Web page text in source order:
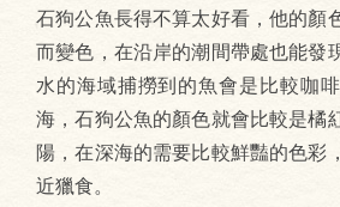
石狗公魚長得不算太好看，他的顏
而變色，在沿岸的潮間帶處也能發
水的海域捕撈到的魚會是比較咖
海，石狗公魚的顏色就會比較是橘
陽，在深海的需要比較鮮豔的色彩
近獵食。